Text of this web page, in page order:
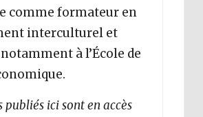
comme formateur en
interculturel et
à l’École de
publiés ici sont en accès